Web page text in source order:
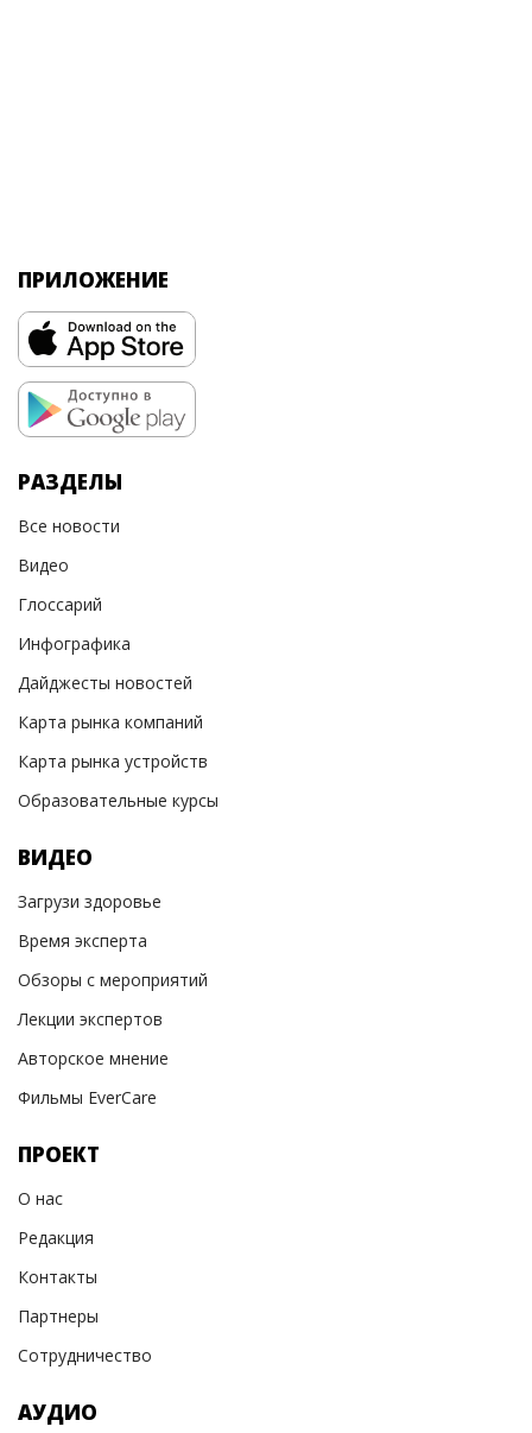
ПРИЛОЖЕНИЕ
РАЗДЕЛЫ
Все новости
Видео
Глоссарий
Инфографика
Дайджесты новостей
Карта рынка компаний
Карта рынка устройств
Образовательные курсы
ВИДЕО
Загрузи здоровье
Время эксперта
Обзоры с мероприятий
Лекции экспертов
Авторское мнение
Фильмы EverCare
ПРОЕКТ
О нас
Редакция
Контакты
Партнеры
Сотрудничество
АУДИО